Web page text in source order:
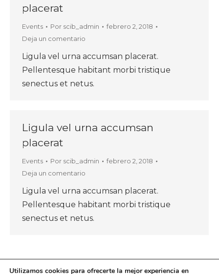
placerat
Events Por scib_admin
febrero 2, 2018
Deja un comentario
Ligula vel urna accumsan placerat.
Pellentesque habitant morbi tristique
senectus et netus.
Ligula vel urna accumsan
placerat
Events Por scib_admin
febrero 2, 2018
Deja un comentario
Ligula vel urna accumsan placerat.
Pellentesque habitant morbi tristique
senectus et netus.
Utilizamos cookies para ofrecerte la mejor experiencia en